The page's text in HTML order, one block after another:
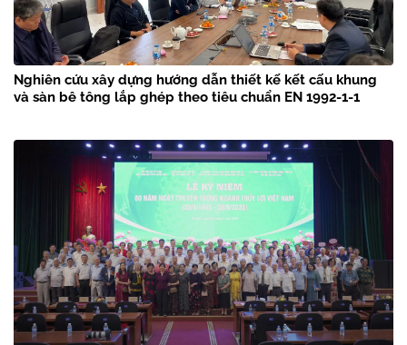
Nghiên cứu xây dựng hướng dẫn thiết kế kết cấu khung
và sàn bê tông lắp ghép theo tiêu chuẩn EN 1992-1-1